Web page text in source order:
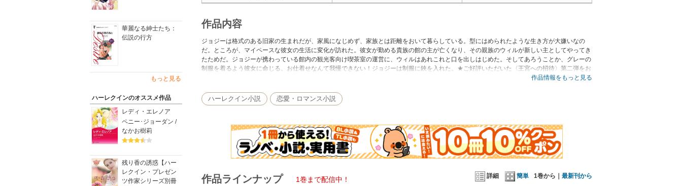
華麗なる紳士たち：
伝説の行方
もっと見る
ハーレクインのオススメ作品
レディ・エレノア
ペニー･ジョーダン /
なかお樹莉
残り香の誘惑【ハー
レクイン・プレゼン
ツ作家シリーズ別冊
作品内容
ジョジーは格式のある旧家の生まれだが、家風になじめず、家族とは距離をおいて暮らしている。型にはめられたような生き方が大嫌いなの
だ。ところが、マイペースな彼女の生活に変化が訪れた。彼女が勤める貴族の館の主が亡くなり、その親族のウィルが新しい主としてやってき
たためだ。ジョジーが携わっている館内の観光客向け喫茶室の運営に、ウィルはあれこれと口を出しはじめた。そしてあろうことか、グレーの
制服を着るよう彼女に命じる。お仕着せなんて我慢できない！ジョジーは制服に鋏を入れた。★ご好評いただいた〈王宮への招待〉第二弾をお
届けします。イギリスの作家で、自他ともに認めるロマンチストのフィオナ・ハーパーが執筆しました。本作が記念すべき彼女の日本デビュー
作品情報をもっと見る
ハーレクイン小説 恋愛・ロマンス小説
詳細 簡単 1巻から｜ 最新刊から
作品ラインナップ 1巻まで配信中！